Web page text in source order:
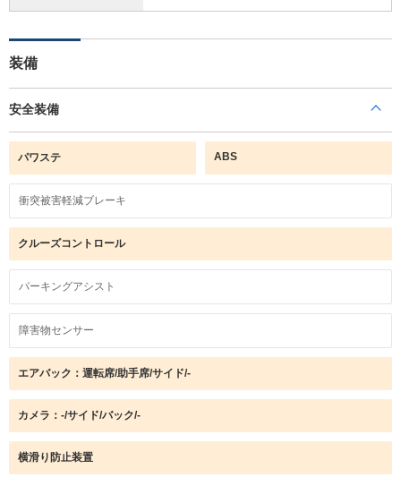
装備
安全装備
パワステ ABS
衝突被害軽減ブレーキ
クルーズコントロール
パーキングアシスト
障害物センサー
エアバック：運転席/助手席/サイド/-
カメラ：-/サイド/バック/-
横滑り防止装置